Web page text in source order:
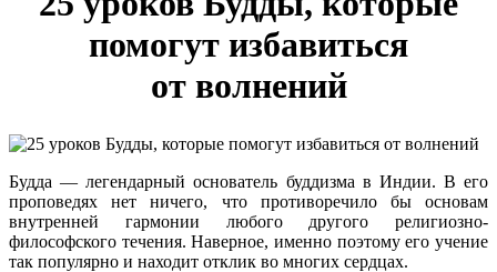
помогут избавиться
от волнений
Будда — легендарный основатель буддизма в Индии. В его
проповедях нет ничего, что противоречило бы основам
внутренней гармонии любого другого религиозно-
философского течения. Наверное, именно поэтому его учение
так популярно и находит отклик во многих сердцах.